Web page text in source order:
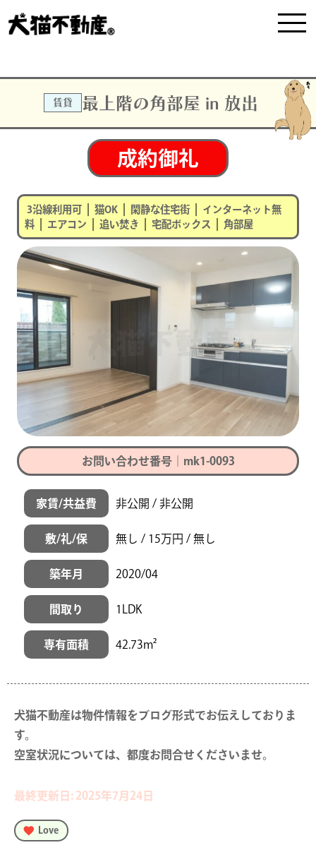
賃貸 最上階の角部屋 in 放出
成約御礼
3沿線利用可 猫OK 閑静な住宅街
インターネット無
料
エアコン 追い焚き 宅配ボックス 角部屋
お問い合わせ番号｜mk1-0093
家賃/共益費 非公開 / 非公開
敷/礼/保 無し / 15万円 / 無し
築年月 2020/04
間取り 1LDK
専有面積 42.73m²
犬猫不動産は物件情報をブログ形式でお伝えしておりま
す。
空室状況については、都度お問合せくださいませ。
最終更新日: 2025年7月24日
Love